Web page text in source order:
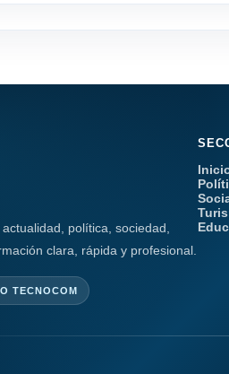
política, sociedad,
clara, rápida y profesional.
TECNOCOM